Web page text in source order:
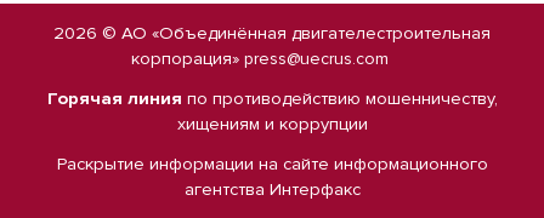
2026 © АО «Объединённая двигателестроительная
корпорация» press@uecrus.com
Горячая линия по противодействию мошенничеству,
хищениям и коррупции
Раскрытие информации на сайте информационного
агентства Интерфакс